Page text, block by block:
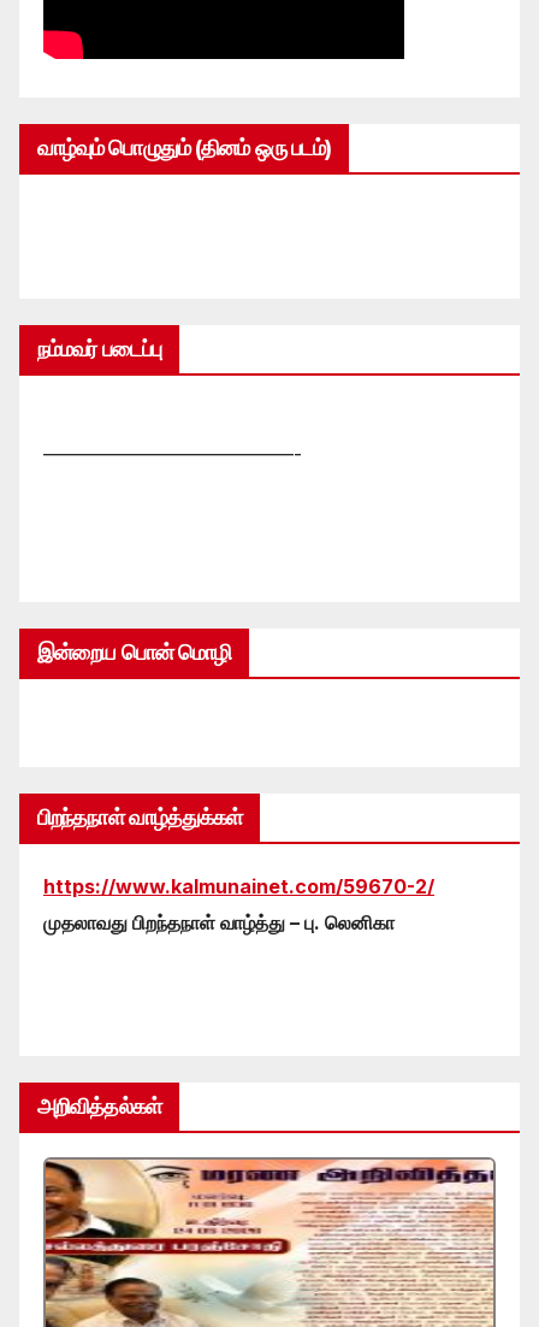
வாழ்வும் பொழுதும் (தினம் ஒரு படம்)
நம்மவர் படைப்பு
—————————————-
இன்றைய பொன் மொழி
பிறந்தநாள் வாழ்த்துக்கள்
https://www.kalmunainet.com/59670-2/
முதலாவது பிறந்தநாள் வாழ்த்து – பு. லெனிகா
அறிவித்தல்கள்